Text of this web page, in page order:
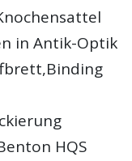
in Antik-Optik
HQS